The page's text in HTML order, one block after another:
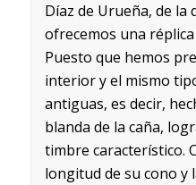
Díaz de Urueña, de la
ofrecemos una
Puesto que hemos
interior y el mismo
antiguas, es decir,
blanda de la caña,
timbre característico.
longitud de su cono y